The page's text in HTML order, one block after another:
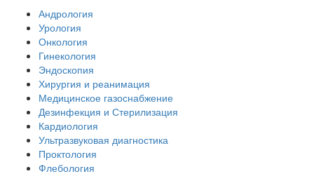
Андрология
Урология
Онкология
Гинекология
Эндоскопия
Хирургия и реанимация
Медицинское газоснабжение
Дезинфекция и Стерилизация
Кардиология
Ультразвуковая диагностика
Проктология
Флебология